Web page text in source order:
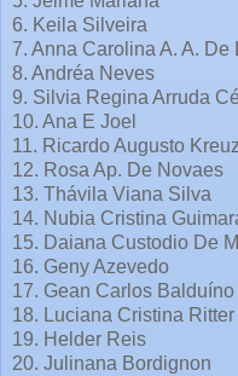
6. Keila Silveira
7. Anna Carolina A. A. De
8. Andréa Neves
9. Silvia Regina Arruda
10. Ana E Joel
11. Ricardo Augusto
12. Rosa Ap. De Novaes
13. Thávila Viana Silva
14. Nubia Cristina
15. Daiana Custodio De
16. Geny Azevedo
17. Gean Carlos
18. Luciana Cristina
19. Helder Reis
20. Julinana Bordignon